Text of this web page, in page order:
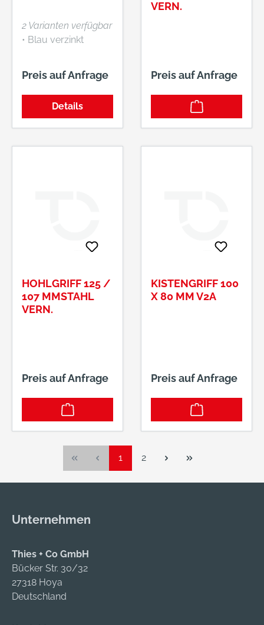
2 Varianten verfügbar
• Blau verzinkt
Preis auf Anfrage
Details
VERN.
Preis auf Anfrage
HOHLGRIFF 125 /
107 MMSTAHL
VERN.
Preis auf Anfrage
KISTENGRIFF 100
X 80 MM V2A
Preis auf Anfrage
Seite
1 Seite
2
Unternehmen
Thies + Co GmbH
Bücker Str. 30/32
27318 Hoya
Deutschland